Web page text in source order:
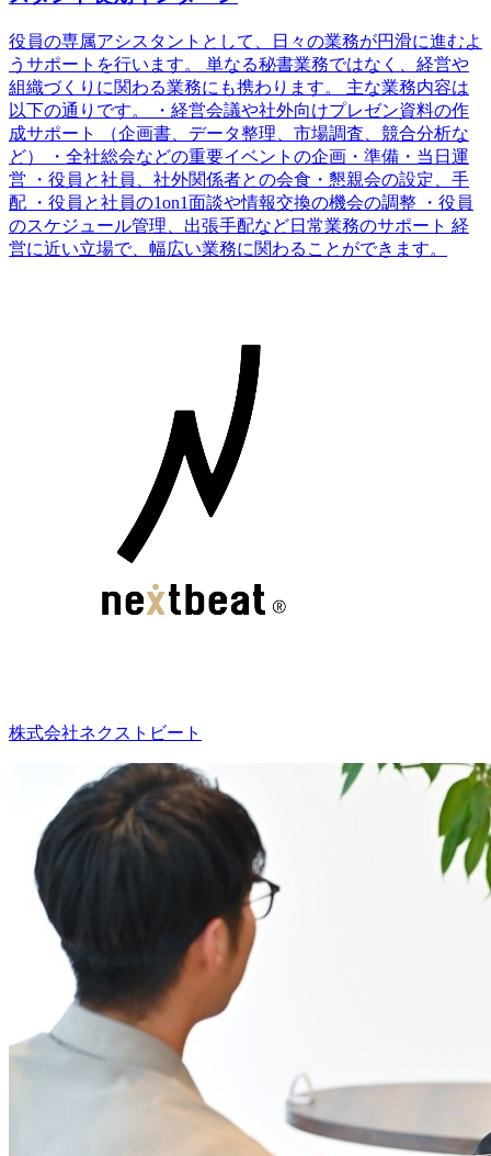
役員の専属アシスタントとして、日々の業務が円滑に進むよ
うサポートを行います。 単なる秘書業務ではなく、経営や
組織づくりに関わる業務にも携わります。 主な業務内容は
以下の通りです。 ・経営会議や社外向けプレゼン資料の作
成サポート （企画書、データ整理、市場調査、競合分析な
ど） ・全社総会などの重要イベントの企画・準備・当日運
営 ・役員と社員、社外関係者との会食・懇親会の設定、手
配 ・役員と社員の1on1面談や情報交換の機会の調整 ・役員
のスケジュール管理、出張手配など日常業務のサポート 経
営に近い立場で、幅広い業務に関わることができます。
株式会社ネクストビート